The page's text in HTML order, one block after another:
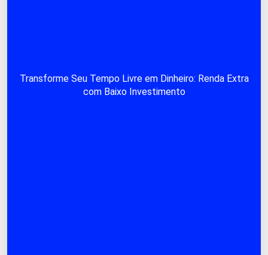
Transforme Seu Tempo Livre em Dinheiro: Renda Extra
com Baixo Investimento